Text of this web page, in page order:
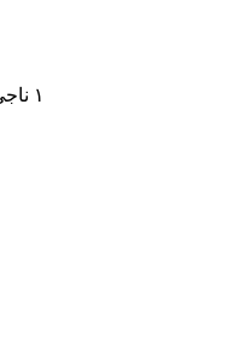
١ ناجي عيسي الطحاوي ,خلف بنزينه توتال مصطفي النحاس بجوار مدرسه المنهل ,المنطقه التاسعه مدينه نصر,محافظه القاهره